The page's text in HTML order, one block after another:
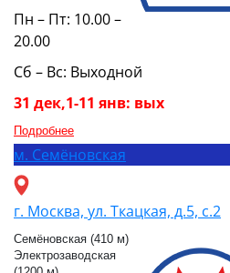
Пн – Пт: 10.00 –
20.00
Сб – Вс: Выходной
31 дек,1-11 янв: вых
Подробнее
м. Семёновская
г. Москва, ул. Ткацкая, д.5, с.2
Семёновская (410 м)
Электрозаводская